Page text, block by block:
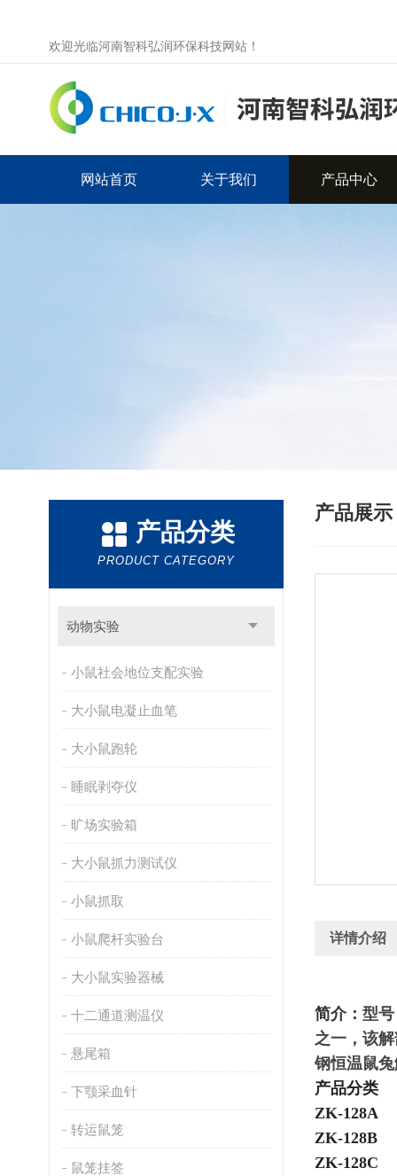
欢迎光临河南智科弘润环保科技网站！
网站首页 关于我们 产品中心
产品分类
PRODUCT CATEGORY
动物实验
小鼠社会地位支配实验
大小鼠电凝止血笔
大小鼠跑轮
睡眠剥夺仪
旷场实验箱
大小鼠抓力测试仪
小鼠抓取
小鼠爬杆实验台
大小鼠实验器械
十二通道测温仪
悬尾箱
下颚采血针
转运鼠笼
鼠笼挂签
产品展示
详情介绍
简介： 型
之一，该
钢恒温鼠
产品分类
ZK-128A
ZK-128B
ZK-128C